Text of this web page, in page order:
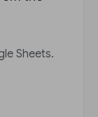
Sheets.